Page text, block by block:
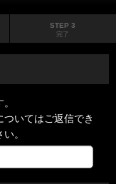
STEP 3
完了
いてはご返信でき
。